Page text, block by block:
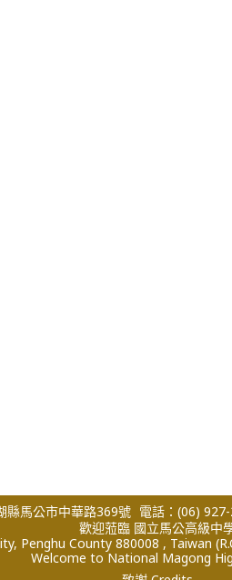
縣馬公市中華路369號 電話：(06)
歡迎蒞臨 國立馬公高級中
Penghu County 880008 , Taiwan
Welcome to National Magong